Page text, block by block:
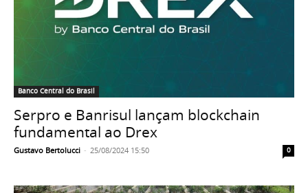
Banco Central do Brasil
Serpro e Banrisul lançam blockchain
fundamental ao Drex
Gustavo Bertolucci - 25/08/2024 15:50 0